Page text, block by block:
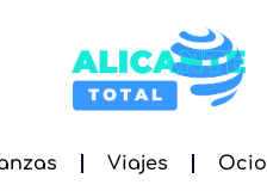
Viajes Ocio